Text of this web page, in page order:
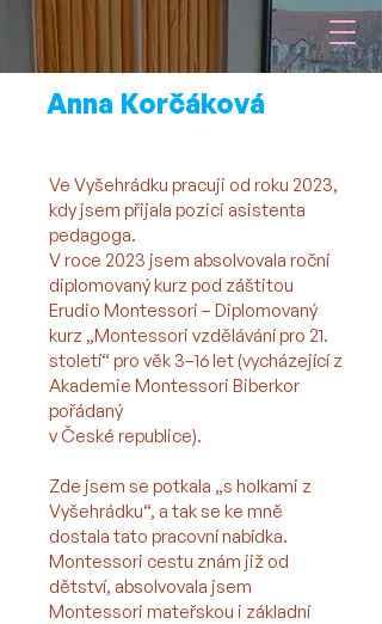
Anna Korčáková
Ve Vyšehrádku pracuji od roku 2023,
kdy jsem přijala pozici asistenta
pedagoga.
V roce 2023 jsem absolvovala roční
diplomovaný kurz pod záštitou
Erudio Montessori – Diplomovaný
kurz „Montessori vzdělávání pro 21.
století“ pro věk 3–16 let (vycházející z
Akademie Montessori Biberkor
pořádaný
v České republice).
Zde jsem se potkala „s holkami z
Vyšehrádku“, a tak se ke mně
dostala tato pracovní nabídka.
Montessori cestu znám již od
dětství, absolvovala jsem
Montessori mateřskou i základní